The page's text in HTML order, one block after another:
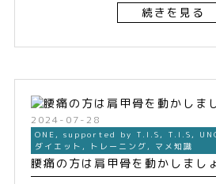
続きを見る
2024-07-28
ONE , supported by T.I.S , T.I.S ,
ダイエット , トレーニング , マメ知識
腰痛の方は肩甲骨を動かしまし